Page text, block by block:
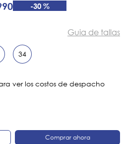
-30 %
Guia de tallas
34
ver los costos de despacho
Comprar ahora